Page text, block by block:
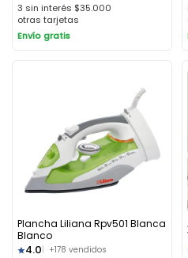
3 sin interés $35.000
otras tarjetas
Envío gratis
Plancha Liliana Rpv501 Blanca
Blanco
4.0 +178 vendidos